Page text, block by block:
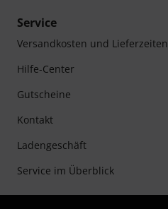
Service
Versandkosten und Lieferzeiten
Hilfe-Center
Gutscheine
Kontakt
Ladengeschäft
Service im Überblick